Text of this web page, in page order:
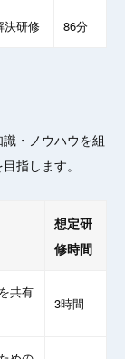
決研修 86分
・ノウハウを組
指します。
想定研
修時間
共有
3時間